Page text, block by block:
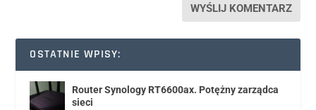
OSTATNIE WPISY:
Router Synology RT6600ax. Potężny zarządca
sieci